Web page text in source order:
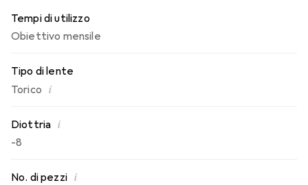
Tempi di utilizzo
Obiettivo mensile
Tipo di lente
Torico i
Diottria i
-8
No. di pezzi i